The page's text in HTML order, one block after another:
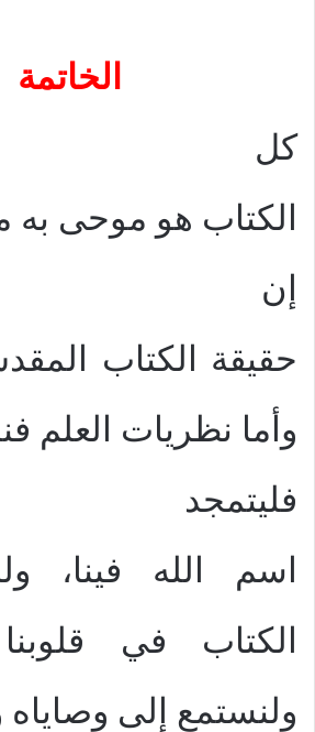
الخاتمة
كل
الكتاب هو موحى به
إن
حقيقة الكتاب
وأما نظريات العلم
فليتمجد
اسم الله فينا،
الكتاب في
ولنستمع إلى وصاياه